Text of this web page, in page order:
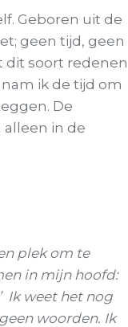
Geboren uit de
geen tijd, geen
dit soort redenen
ik de tijd om
De
alleen in de
plek om te
in mijn hoofd:
Ik weet het nog
woorden. Ik